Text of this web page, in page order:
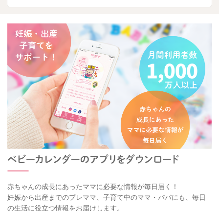
赤ちゃんの成長にあったママに必要な情報が毎日届く！
妊娠から出産までのプレママ、子育て中のママ・パパにも、毎日
の生活に役立つ情報をお届けします。